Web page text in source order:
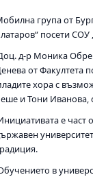
група от
посети
д-р Моника
от Факултета
хора с
и Тони Иванова,
е част
в